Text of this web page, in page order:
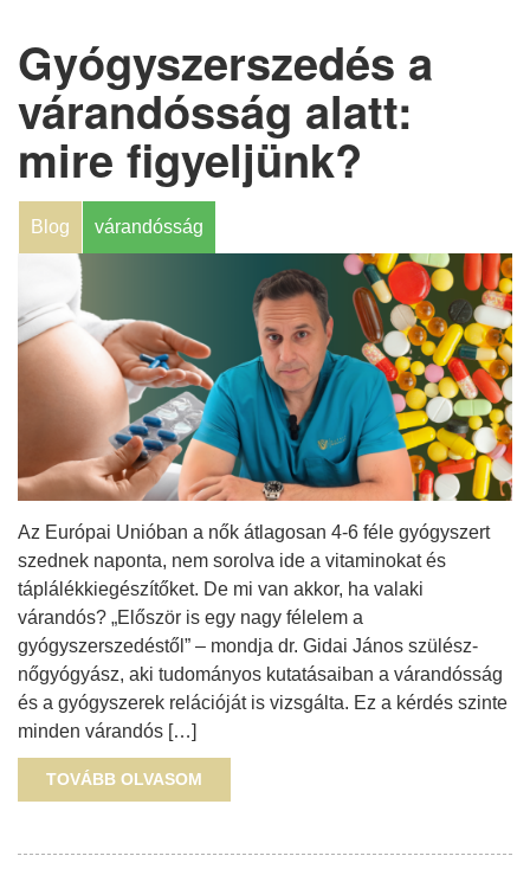
Gyógyszerszedés a
várandósság alatt:
mire figyeljünk?
Blog várandósság
Az Európai Unióban a nők átlagosan 4-6 féle gyógyszert
szednek naponta, nem sorolva ide a vitaminokat és
táplálékkiegészítőket. De mi van akkor, ha valaki
várandós? „Először is egy nagy félelem a
gyógyszerszedéstől” – mondja dr. Gidai János szülész-
nőgyógyász, aki tudományos kutatásaiban a várandósság
és a gyógyszerek relációját is vizsgálta. Ez a kérdés szinte
minden várandós […]
TOVÁBB OLVASOM